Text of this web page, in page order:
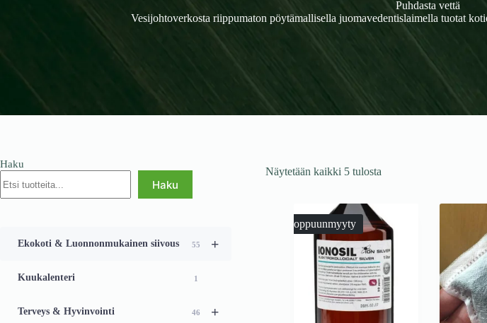
Puhdasta vettä
Vesijohtoverkosta riippumaton pöytämallisella juomavedentislaimella tuotat
Näytetään kaikki 5 tulosta
Loppuunmyyty
Haku
Haku
+
Ekokoti & Luonnonmukainen siivous 55
Kuukalenteri 1
+
Terveys & Hyvinvointi 46